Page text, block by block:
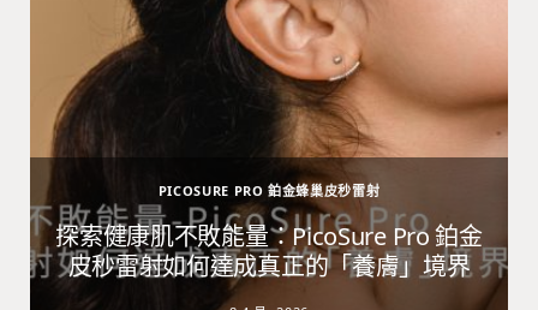
PICOSURE PRO 鉑金蜂巢皮秒雷射
探索健康肌不敗能量：PicoSure Pro 鉑金
皮秒雷射如何達成真正的「養膚」境界